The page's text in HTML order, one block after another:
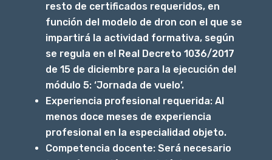
resto de certificados requeridos, en
función del modelo de dron con el que se
impartirá la actividad formativa, según
se regula en el Real Decreto 1036/2017
de 15 de diciembre para la ejecución del
módulo 5: ‘Jornada de vuelo’.
Experiencia profesional requerida: Al
menos doce meses de experiencia
profesional en la especialidad objeto.
Competencia docente: Será necesario